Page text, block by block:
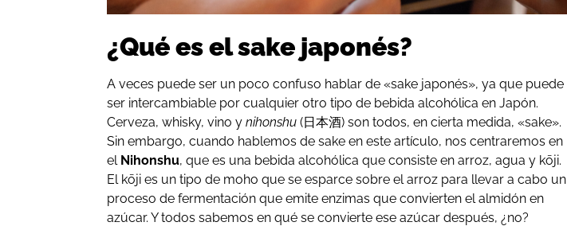
¿Qué es el sake japonés?
A veces puede ser un poco confuso hablar de «sake japonés», ya que puede
ser intercambiable por cualquier otro tipo de bebida alcohólica en Japón.
Cerveza, whisky, vino ynihonshu(日本酒) son todos, en cierta medida, «sake».
Sin embargo, cuando hablemos de sake en este artículo, nos centraremos en
el Nihonshu, que es una bebida alcohólica que consiste en arroz, agua y kōji.
El kōji es un tipo de moho que se esparce sobre el arroz para llevar a cabo un
proceso de fermentación que emite enzimas que convierten el almidón en
azúcar. Y todos sabemos en qué se convierte ese azúcar después, ¿no?